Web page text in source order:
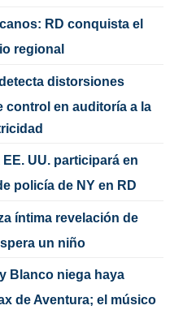
RD conquista el
regional
distorsiones
control en auditoría a la
UU. participará en
policía de NY en RD
íntima revelación de
un niño
Blanco niega haya
de Aventura; el músico